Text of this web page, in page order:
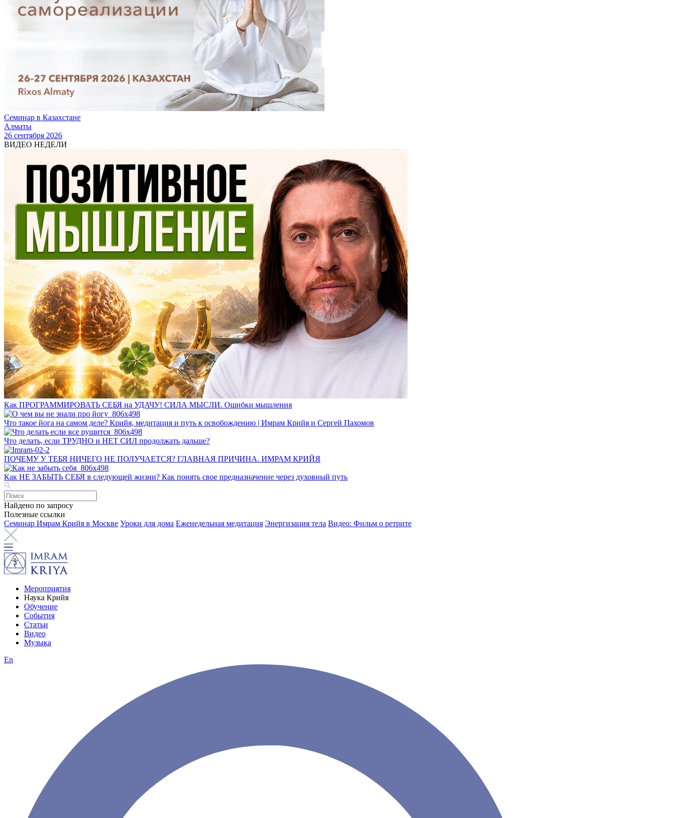
Семинар в Казахстане
Алматы
26 сентября 2026
ВИДЕО НЕДЕЛИ
Как ПРОГРАММИРОВАТЬ СЕБЯ на УДАЧУ! СИЛА МЫСЛИ. Ошибки мышления
Что такое йога на самом деле? Крийя, медитация и путь к освобождению | Имрам Крийя и Сергей Пахомов
Что делать, если ТРУДНО и НЕТ СИЛ продолжать дальше?
ПОЧЕМУ У ТЕБЯ НИЧЕГО НЕ ПОЛУЧАЕТСЯ? ГЛАВНАЯ ПРИЧИНА. ИМРАМ КРИЙЯ
Как НЕ ЗАБЫТЬ СЕБЯ в следующей жизни? Как понять свое предназначение через духовный путь
Найдено по запросу
Полезные ссылки
Семинар Имрам Крийя в Москве Уроки для дома Еженедельная медитация Энергизация тела Видео: Фильм о ретрите
Мероприятия
Наука Крийя
Обучение
События
Статьи
Видео
Музыка
En